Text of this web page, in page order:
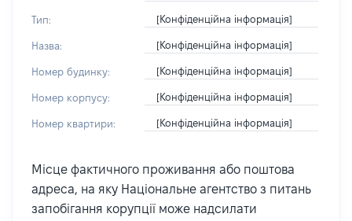
Тип: [Конфіденційна інформація]
Назва: [Конфіденційна інформація]
Номер будинку: [Конфіденційна інформація]
Номер корпусу: [Конфіденційна інформація]
Номер квартири: [Конфіденційна інформація]
Місце фактичного проживання або поштова
адреса, на яку Національне агентство з питань
запобігання корупції може надсилати